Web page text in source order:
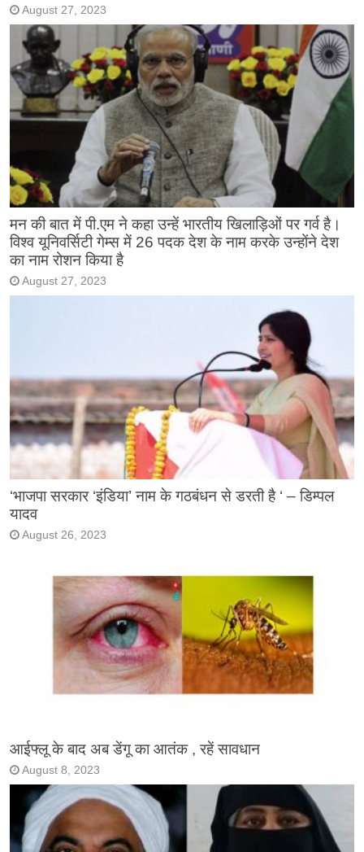
August 27, 2023
मन की बात में पी.एम ने कहा उन्हें भारतीय खिलाड़िओं पर गर्व है।
विश्व यूनिवर्सिटी गेम्स में 26 पदक देश के नाम करके उन्होंने देश
का नाम रोशन किया है
August 27, 2023
‘भाजपा सरकार ‘इंडिया’ नाम के गठबंधन से डरती है ‘ – डिम्पल
यादव
August 26, 2023
आईफ्लू के बाद अब डेंगू का आतंक , रहें सावधान
August 8, 2023